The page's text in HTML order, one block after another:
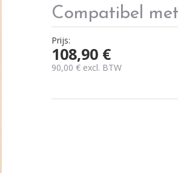
Compatibel
Prijs:
108,90 €
90,00 € excl. BTW